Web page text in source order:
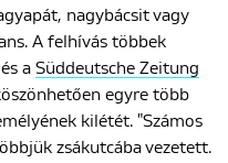
nagybácsit vagy
A felhívás többek
és a Süddeutsche Zeitung
egyre több
kilétét. "Számos
zsákutcába vezetett.